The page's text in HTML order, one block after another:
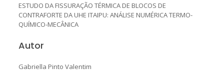
ESTUDO DA FISSURAÇÃO TÉRMICA DE BLOCOS DE
CONTRAFORTE DA UHE ITAIPU: ANÁLISE NUMÉRICA TERMO-
QUÍMICO-MECÂNICA
Autor
Gabriella Pinto Valentim